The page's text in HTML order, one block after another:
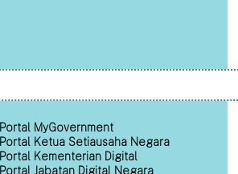
Portal MyGovernment
Portal Ketua Setiausaha Negara
Portal Kementerian Digital
Portal Jabatan Digital Negara